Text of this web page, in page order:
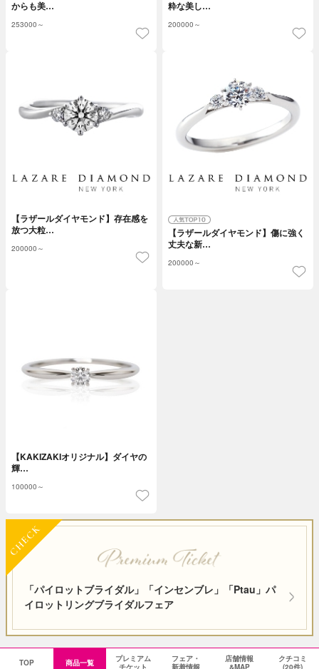
からも美…
253000～
粋な美し…
200000～
【ラザールダイヤモンド】存在感を
放つ大粒…
200000～
【ラザールダイヤモンド】傷に強く
丈夫な新…
200000～
【KAKIZAKIオリジナル】ダイヤの
輝…
100000～
「パイロットブライダル」「インセンブレ」「Ptau」パ
イロットリングブライダルフェア
TOP 商品一覧
プレミアム
チケット
フェア・
新着情報
店舗情報
&MAP
クチコミ
(20件)